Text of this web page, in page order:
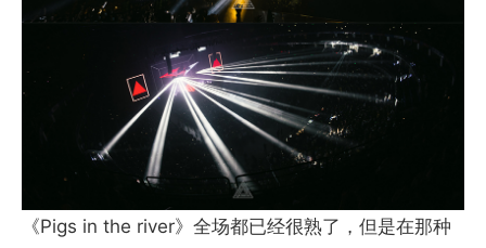
《Pigs in the river》全场都已经很熟了，但是在那种